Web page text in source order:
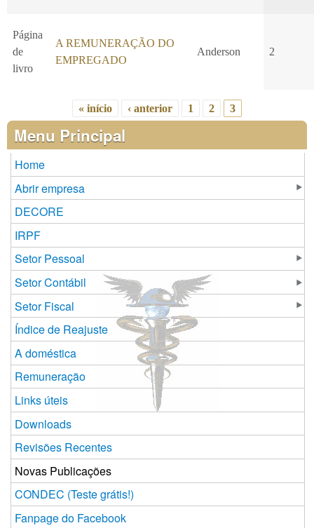
Página
de
livro
A REMUNERAÇÃO DO
EMPREGADO
Anderson 2
Páginas
« início ‹ anterior 1 2 3
Menu Principal
Home
Abrir empresa
DECORE
IRPF
Setor Pessoal
Setor Contábil
Setor Fiscal
Índice de Reajuste
A doméstica
Remuneração
Links úteis
Downloads
Revisões Recentes
Novas Publicações
CONDEC (Teste grátis!)
Fanpage do Facebook